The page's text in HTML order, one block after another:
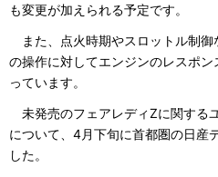
も変更が加えられる予定です。
また、点火時期やスロットル制御
の操作に対してエンジンのレスポ
っています。
未発売のフェアレディZに関する
について、4月下旬に首都圏の日産
した。